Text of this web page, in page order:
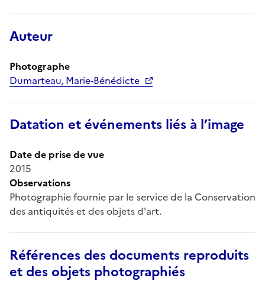
Auteur
Photographe
Dumarteau, Marie-Bénédicte
Datation et événements liés à l’image
Date de prise de vue
2015
Observations
Photographie fournie par le service de la Conservation
des antiquités et des objets d'art.
Références des documents reproduits
et des objets photographiés